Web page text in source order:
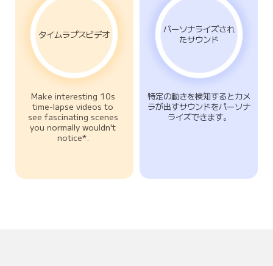
Make interesting 10s
time-lapse videos to
see fascinating scenes
you normally wouldn't
notice*.
パーソナライズされ
たサウンド
特定の動きを検知するとカメ
ラが出すサウンドをパーソナ
ライズできます。